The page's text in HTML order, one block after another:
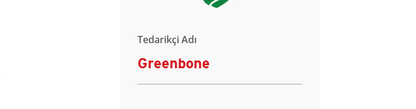
Tedarikçi Adı
Greenbone